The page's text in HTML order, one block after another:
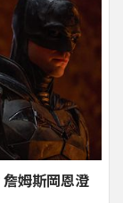
姆斯岡恩澄